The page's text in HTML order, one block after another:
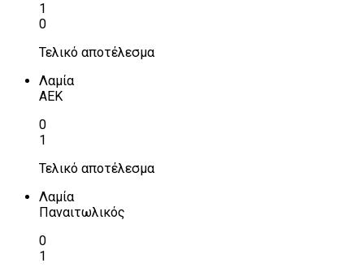
1
0
Τελικό αποτέλεσμα
Λαμία
ΑΕΚ
0
1
Τελικό αποτέλεσμα
Λαμία
Παναιτωλικός
0
1